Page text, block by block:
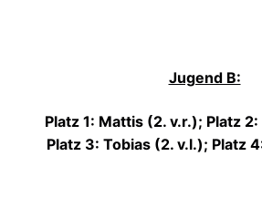
Jugend B:
Platz 1: Mattis (2. v.r.); Platz 2:
Platz 3: Tobias (2. v.l.); Platz